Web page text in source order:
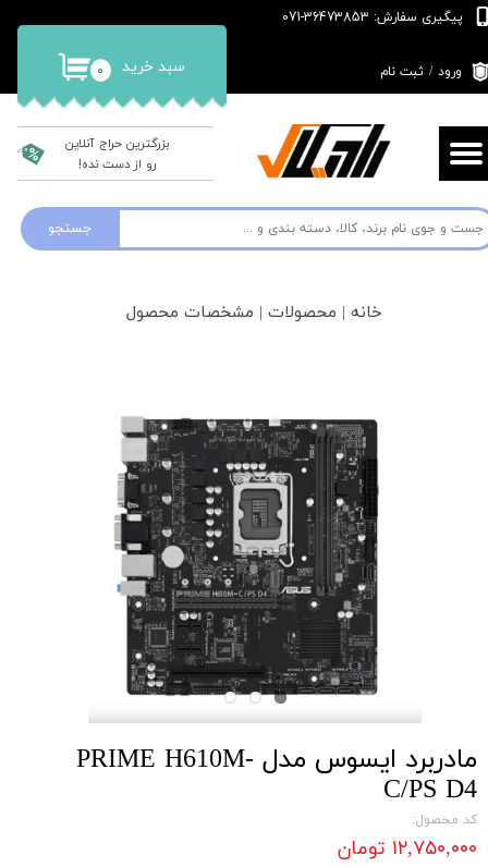
جستجو
پیگیری سفارش: 36473853-071
۰ سبد خرید ورود / ثبت نام
تغییر گذر واژه
سفارشات
بزرگترین حراج آنلاین
رو از دست نده!
خانه | محصولات | مشخصات محصول
مادربرد ایسوس مدل PRIME H610M-
C/PS D4
کد محصول:
۱۲,۷۵۰,۰۰۰ تومان